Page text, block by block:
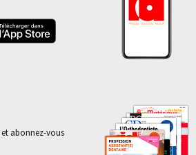
et abonnez-vous